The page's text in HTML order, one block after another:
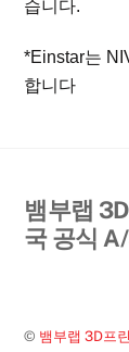
습니다.
*Einstar는
합니다
뱀부랩
국 공식
© 뱀부랩 3D프